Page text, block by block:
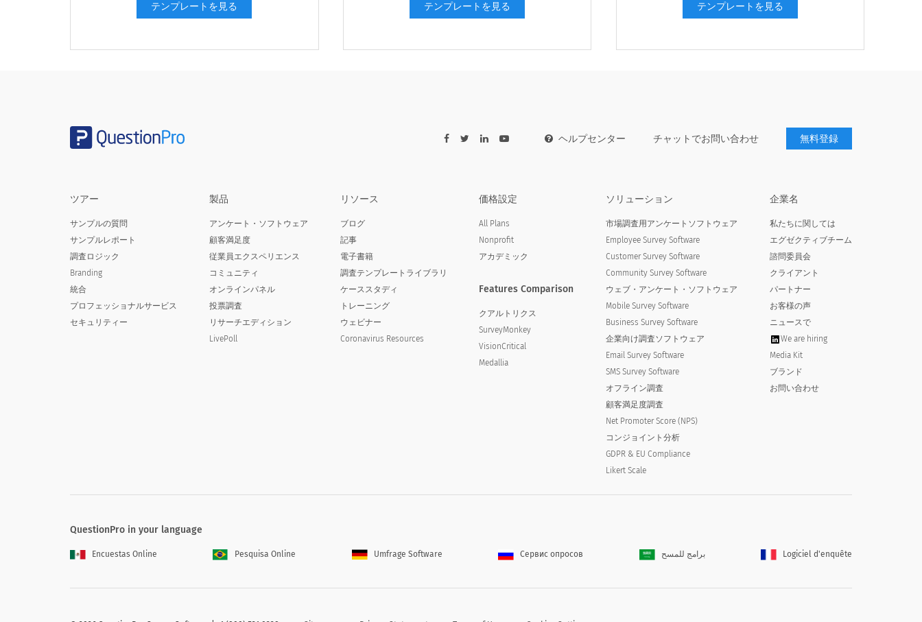
どちらかというと言いたくない
ハワイ先住民または他の太平洋諸島人
テンプレートを見る テンプレートを見る テンプレートを見る
ヘルプセンター チャットでお問い合わせ 無料登録
ツアー
サンプルの質問
サンプルレポート
調査ロジック
Branding
統合
プロフェッショナルサービス
セキュリティー
製品
アンケート・ソフトウェア
顧客満足度
従業員エクスペリエンス
コミュニティ
オンラインパネル
投票調査
リサーチエディション
LivePoll
リソース
ブログ
記事
電子書籍
調査テンプレートライブラリ
ケーススタディ
トレーニング
ウェビナー
Coronavirus Resources
価格設定
All Plans
Nonprofit
アカデミック
Features Comparison
クアルトリクス
SurveyMonkey
VisionCritical
Medallia
ソリューション
市場調査用アンケートソフトウェア
Employee Survey Software
Customer Survey Software
Community Survey Software
ウェブ・アンケート・ソフトウェア
Mobile Survey Software
Business Survey Software
企業向け調査ソフトウェア
Email Survey Software
SMS Survey Software
オフライン調査
顧客満足度調査
Net Promoter Score (NPS)
コンジョイント分析
GDPR & EU Compliance
Likert Scale
企業名
私たちに関しては
エグゼクティブチーム
諮問委員会
クライアント
パートナー
お客様の声
ニュースで
We are hiring
Media Kit
ブランド
お問い合わせ
QuestionPro in your language
Encuestas Online Pesquisa Online Umfrage Software Сервис опросов برامج للمسح Logiciel d'enquête